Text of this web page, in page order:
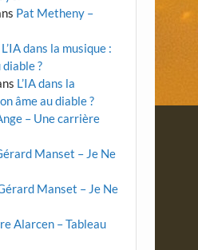
Pat Metheny –
L’IA dans la musique :
?
L’IA dans la
âme au diable ?
– Une carrière
Manset – Je Ne
Manset – Je Ne
Alarcen – Tableau